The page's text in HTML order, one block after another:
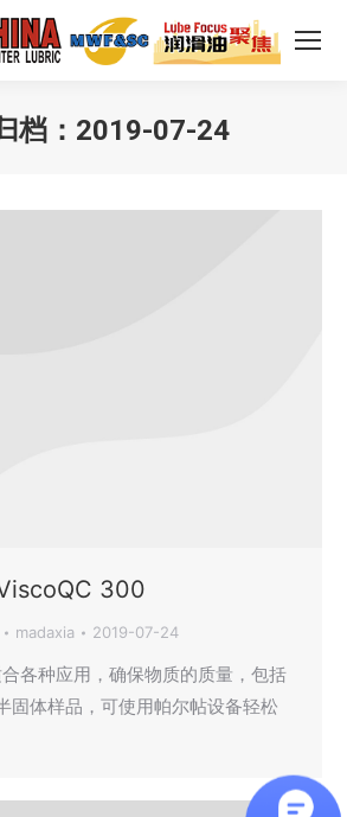
档： 2019-07-24
300
madaxia 2019-07-24
各种应用，确保物质的质量，包括
固体样品，可使用帕尔帖设备轻松